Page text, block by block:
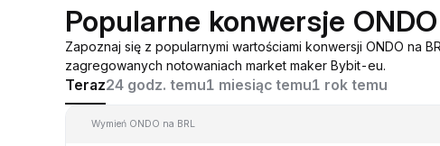
Popularne konwersje
Zapoznaj się z popularnymi wartościami konwersji ONDO na
zagregowanych notowaniach market maker Bybit-eu.
Teraz24 godz. temu1 miesiąc temu1 rok temu
Wymień ONDO na BRL